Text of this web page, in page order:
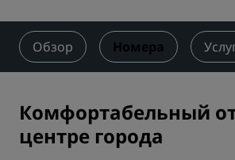
Обзор Номера
Комфортабельный
центре города